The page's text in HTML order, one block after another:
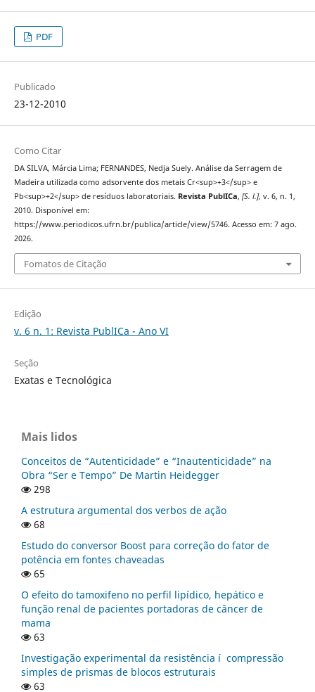
PDF
Publicado
23-12-2010
Como Citar
DA SILVA, Márcia Lima; FERNANDES, Nedja Suely. Análise da Serragem de
Madeira utilizada como adsorvente dos metais Cr<sup>+3</sup> e
Pb<sup>+2</sup> de resíduos laboratoriais. Revista PublICa, [S. l.], v. 6, n. 1,
2010. Disponível em:
https://www.periodicos.ufrn.br/publica/article/view/5746. Acesso em: 7 ago.
2026.
Fomatos de Citação
Edição
v. 6 n. 1: Revista PublICa - Ano VI
Seção
Exatas e Tecnológica
Mais lidos
Conceitos de “Autenticidade” e “Inautenticidade” na
Obra “Ser e Tempo” De Martin Heidegger
298
A estrutura argumental dos verbos de ação
68
Estudo do conversor Boost para correção do fator de
potência em fontes chaveadas
65
O efeito do tamoxifeno no perfil lipí­dico, hepático e
função renal de pacientes portadoras de câncer de
mama
63
Investigação experimental da resistência í compressão
simples de prismas de blocos estruturais
63